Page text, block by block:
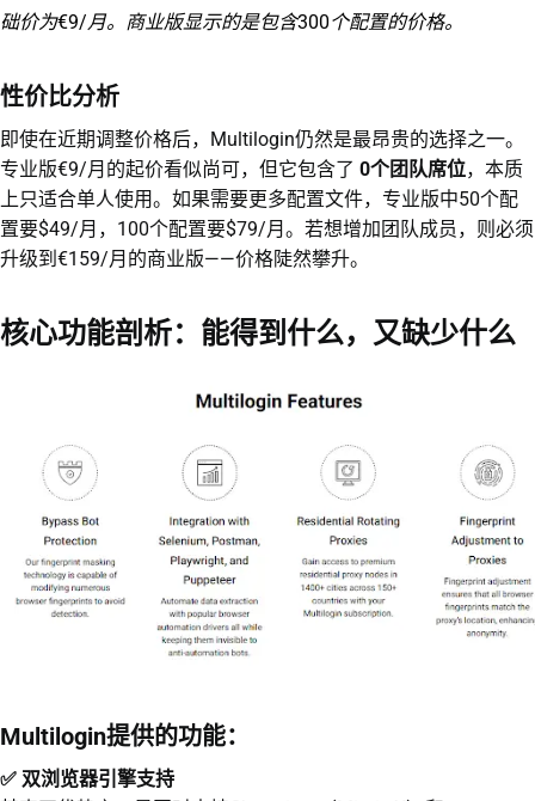
础价为€9/月。商业版显示的是包含300个配置的价格。
性价比分析
即使在近期调整价格后，Multilogin仍然是最昂贵的选择之一。
专业版€9/月的起价看似尚可，但它包含了 0个团队席位，本质
上只适合单人使用。如果需要更多配置文件，专业版中50个配
置要$49/月，100个配置要$79/月。若想增加团队成员，则必须
升级到€159/月的商业版——价格陡然攀升。
核心功能剖析：能得到什么，又缺少什么
Multilogin提供的功能：
✅ 双浏览器引擎支持